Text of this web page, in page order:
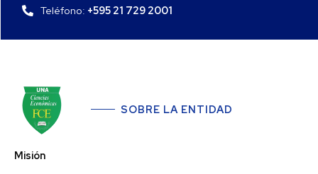
Teléfono: +595 21 729 2001
SOBRE LA ENTIDAD
Misión